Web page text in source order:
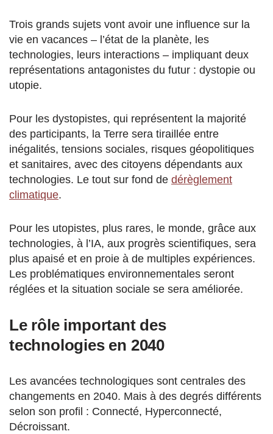
Trois grands sujets vont avoir une influence sur la
vie en vacances – l’état de la planète, les
technologies, leurs interactions – impliquant deux
représentations antagonistes du futur : dystopie ou
utopie.
Pour les dystopistes, qui représentent la majorité
des participants, la Terre sera tiraillée entre
inégalités, tensions sociales, risques géopolitiques
et sanitaires, avec des citoyens dépendants aux
technologies. Le tout sur fond de dérèglement
climatique.
Pour les utopistes, plus rares, le monde, grâce aux
technologies, à l’IA, aux progrès scientifiques, sera
plus apaisé et en proie à de multiples expériences.
Les problématiques environnementales seront
réglées et la situation sociale se sera améliorée.
Le rôle important des
technologies en 2040
Les avancées technologiques sont centrales des
changements en 2040. Mais à des degrés différents
selon son profil : Connecté, Hyperconnecté,
Décroissant.